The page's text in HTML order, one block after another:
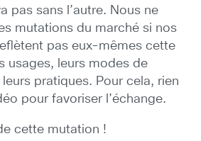
pas sans l’autre. Nous ne
mutations du marché si nos
pas eux-mêmes cette
usages, leurs modes de
pratiques. Pour cela, rien
pour favoriser l’échange.
cette mutation !